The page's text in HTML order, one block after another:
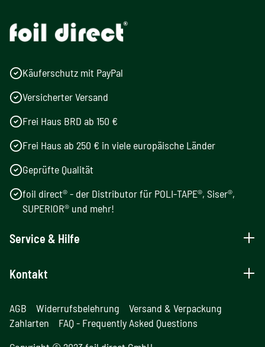
Käuferschutz mit PayPal
Versicherter Versand
Frei Haus BRD ab 150 €
Frei Haus ab 250 € in viele europäische Länder
Geprüfte Qualität
foil direct® - der Distributor für POLI-TAPE®, Siser®,
SUPERIOR® und mehr!
Service & Hilfe
Kontakt
AGB Widerrufsbelehrung
Versand & Verpackung
Zahlarten
FAQ - Frequently Asked Questions